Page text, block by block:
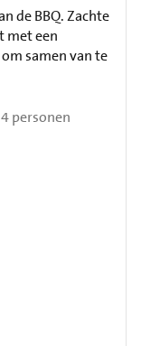
de BBQ. Zachte
met een
samen van te
4 personen